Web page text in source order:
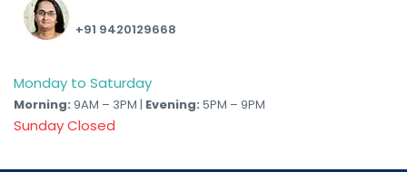
+91 9420129668
Monday to Saturday
Morning: 9AM – 3PM | Evening: 5PM – 9PM
Sunday Closed